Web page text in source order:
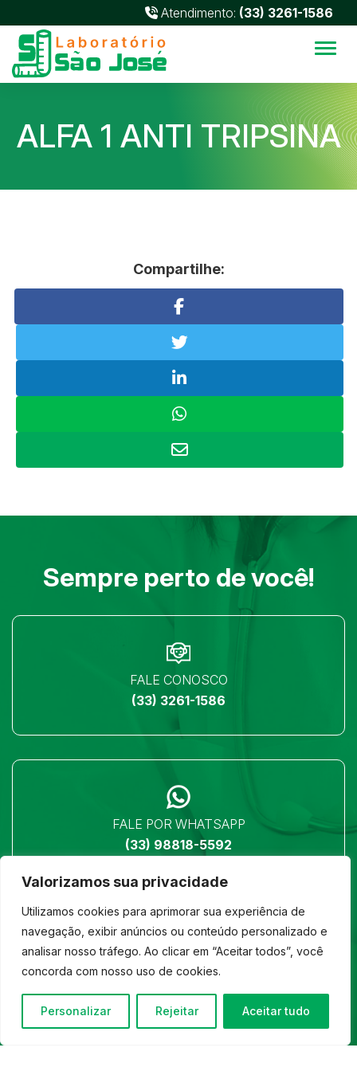
Valorizamos sua privacidade
Utilizamos cookies para aprimorar sua experiência de
navegação, exibir anúncios ou conteúdo personalizado e
analisar nosso tráfego. Ao clicar em “Aceitar todos”, você
concorda com nosso uso de cookies.
Personalizar Rejeitar Aceitar tudo
Atendimento: (33) 3261-1586
ALFA 1 ANTI TRIPSINA
Compartilhe:
Sempre perto de você!
FALE CONOSCO
(33) 3261-1586
FALE POR WHATSAPP
(33) 98818-5592
LOCALIZAÇÃO